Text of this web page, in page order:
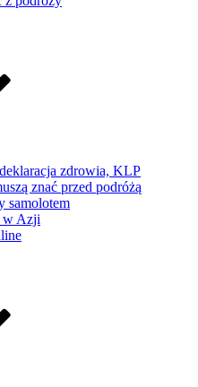
zdrowia, KLP
znać przed podróżą
samolotem
w Azji